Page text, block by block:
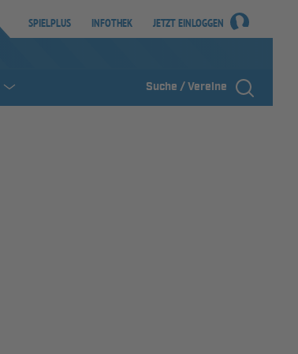
SPIELPLUS INFOTHEK JETZT EINLOGGEN
Suche / Vereine